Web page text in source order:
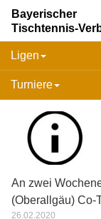
Bayerischer
Tischtennis-
Ligen
Turniere
An zwei
(Oberallgäu) Co-
26.02.2020